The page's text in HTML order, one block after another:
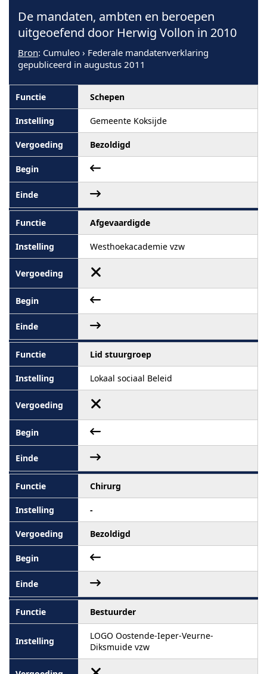
De mandaten, ambten en beroepen
uitgeoefend door Herwig Vollon in 2010
Bron: Cumuleo › Federale mandatenverklaring
gepubliceerd in augustus 2011
Schepen
Gemeente Koksijde
Bezoldigd
Afgevaardigde
Westhoekacademie vzw
Lid stuurgroep
Lokaal sociaal Beleid
Chirurg
-
Bezoldigd
Bestuurder
LOGO Oostende-Ieper-Veurne-
Diksmuide vzw